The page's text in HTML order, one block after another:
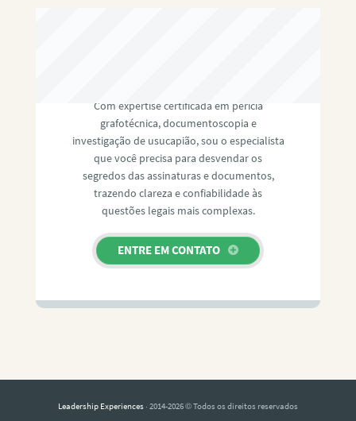
Com expertise certificada em perícia
grafotécnica, documentoscopia e
investigação de usucapião, sou o especialista
que você precisa para desvendar os
segredos das assinaturas e documentos,
trazendo clareza e confiabilidade às
questões legais mais complexas.
ENTRE EM CONTATO
Leadership Experiences · 2014-2026 © Todos os direitos reservados